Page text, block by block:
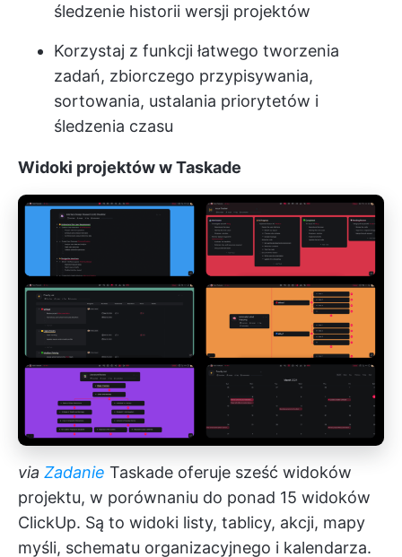
śledzenie historii wersji projektów
Korzystaj z funkcji łatwego tworzenia
zadań, zbiorczego przypisywania,
sortowania, ustalania priorytetów i
śledzenia czasu
Widoki projektów w Taskade
via Zadanie Taskade oferuje sześć widoków
projektu, w porównaniu do ponad 15 widoków
ClickUp. Są to widoki listy, tablicy, akcji, mapy
myśli, schematu organizacyjnego i kalendarza.